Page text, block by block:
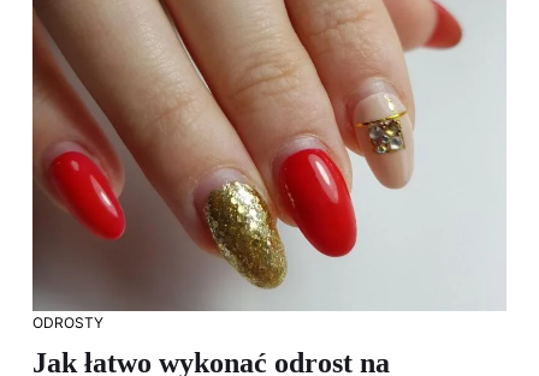
ODROSTY
Jak łatwo wykonać odrost na